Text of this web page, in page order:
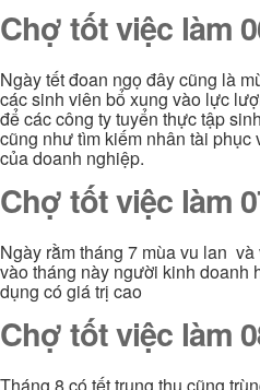
Chợ tốt việc làm
Ngày tết đoan ngọ đây cũng là
các sinh viên bổ xung vào lực
để các công ty tuyển thực tập
cũng như tìm kiếm nhân tài phục
của doanh nghiệp.
Chợ tốt việc làm
Ngày rằm tháng 7 mùa vu lan
vào tháng này người kinh doanh
dụng có giá trị cao
Chợ tốt việc làm